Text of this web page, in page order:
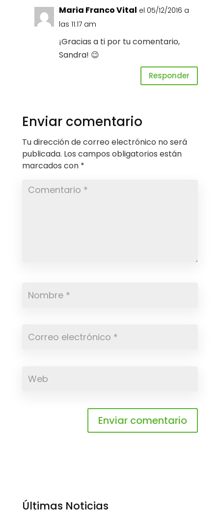
Maria Franco Vital el 05/12/2016 a
las 11:17 am
¡Gracias a ti por tu comentario,
Sandra! 😉
Responder
Enviar comentario
Tu dirección de correo electrónico no será
publicada. Los campos obligatorios están
marcados con *
Últimas Noticias